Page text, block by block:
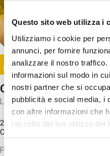
Questo sito web utilizza i
Utilizziamo i cookie per
annunci, per fornire
analizzare il nostro traffico.
informazioni sul modo in
nostri partner che si
pubblicità e social media, i
con altre informazioni che
raccolto dal tuo utilizzo dei
Selezione
Image
SUNDAY@STEP
Come funziona il
Laboratorio
20 Set 2026 / 11:15 - 13:00
Costo
Proveremo a costruire un